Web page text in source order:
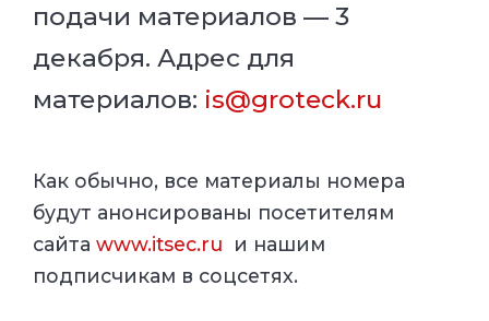
подачи материалов — 3
декабря. Адрес для
материалов: is@groteck.ru
Как обычно, все материалы номера
будут анонсированы посетителям
сайта www.itsec.ru и нашим
подписчикам в соцсетях.